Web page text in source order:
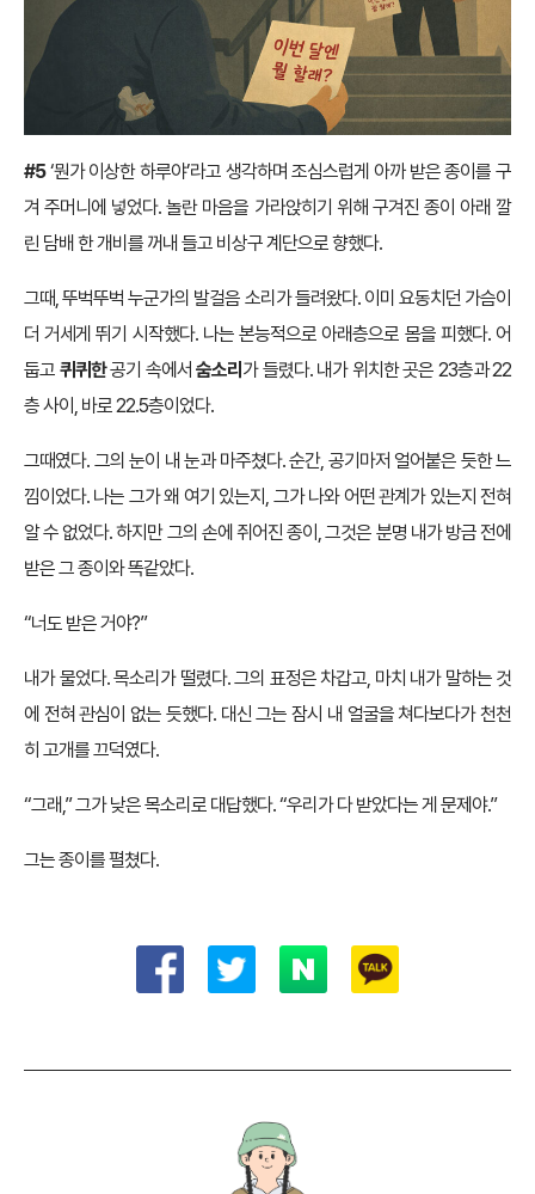
#5‘뭔가 이상한 하루야’라고 생각하며 조심스럽게 아까 받은 종이를 구
겨 주머니에 넣었다. 놀란 마음을 가라앉히기 위해 구겨진 종이 아래 깔
린 담배 한 개비를 꺼내 들고 비상구 계단으로 향했다.
그때, 뚜벅뚜벅 누군가의 발걸음 소리가 들려왔다. 이미 요동치던 가슴이
더 거세게 뛰기 시작했다. 나는 본능적으로 아래층으로 몸을 피했다. 어
둡고 퀴퀴한공기 속에서 숨소리 가 들렸다. 내가 위치한 곳은 23층과 22
층 사이, 바로 22.5층이었다.
그때였다. 그의 눈이 내 눈과 마주쳤다. 순간, 공기마저 얼어붙은 듯한 느
낌이었다. 나는 그가 왜 여기 있는지, 그가 나와 어떤 관계가 있는지 전혀
알 수 없었다. 하지만 그의 손에 쥐어진 종이, 그것은 분명 내가 방금 전에
받은 그 종이와 똑같았다.
“너도 받은 거야?”
내가 물었다. 목소리가 떨렸다. 그의 표정은 차갑고, 마치 내가 말하는 것
에 전혀 관심이 없는 듯했다. 대신 그는 잠시 내 얼굴을 쳐다보다가 천천
히 고개를 끄덕였다.
“그래,” 그가 낮은 목소리로 대답했다. “우리가 다 받았다는 게 문제야.”
그는 종이를 펼쳤다.